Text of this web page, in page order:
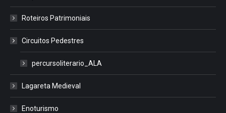
Roteiros Patrimoniais
Circuitos Pedestres
percursoliterario_ALA
Lagareta Medieval
Enoturismo